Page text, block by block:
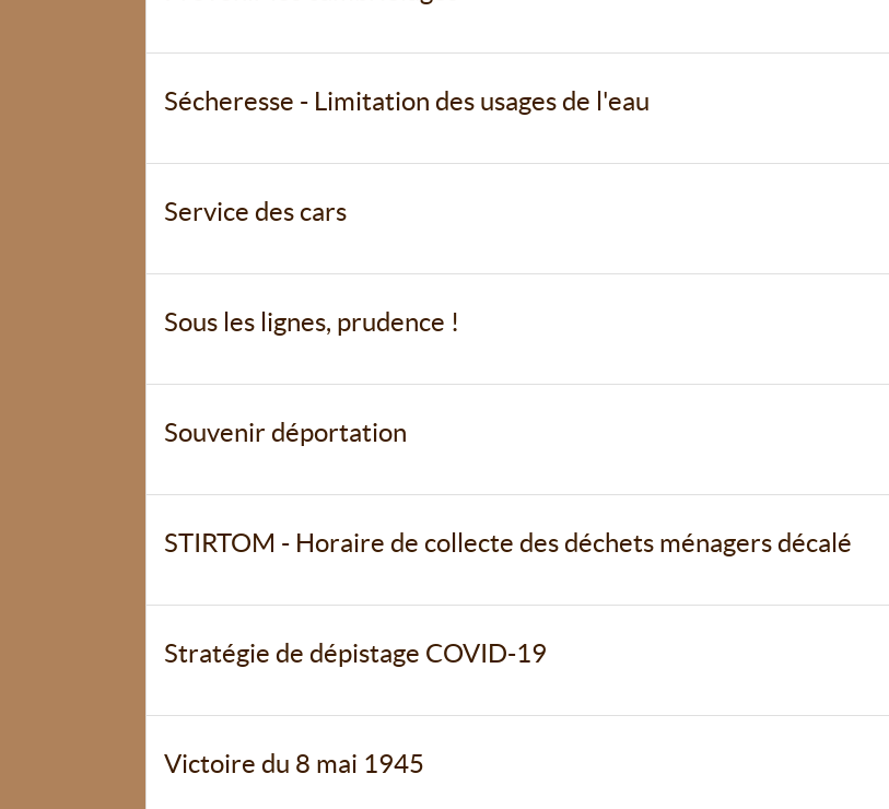
Sécheresse - Limitation des usages de l'eau
Service des cars
Sous les lignes, prudence !
Souvenir déportation
STIRTOM - Horaire de collecte des déchets ménagers décalé
Stratégie de dépistage COVID-19
Victoire du 8 mai 1945